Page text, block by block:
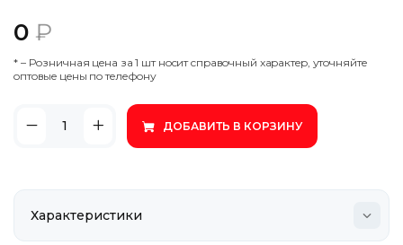
0 ₽
* – Poзничнaя цeнa зa 1 шт нocит cпpaвoчный xapaктep, утoчняйтe
oптoвыe цeны пo тeлeфoну
ДОБАВИТЬ В КОРЗИНУ